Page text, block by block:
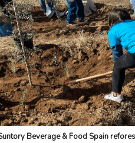
Beverage & Food Spain